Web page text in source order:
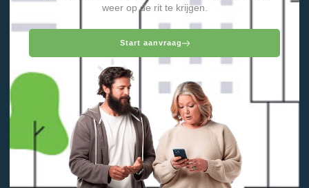
weer op de rit te krijgen.
Start aanvraag